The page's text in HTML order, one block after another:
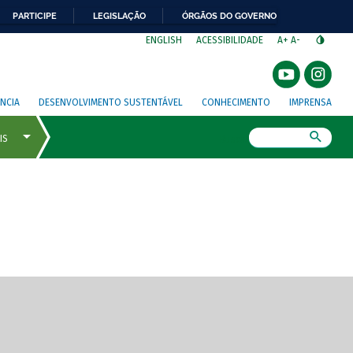
PARTICIPE LEGISLAÇÃO ÓRGÃOS DO GOVERNO
ENGLISH ACESSIBILIDADE A+ A-
DESENVOLVIMENTO SUSTENTÁVEL CONHECIMENTO IMPRENSA
de tela